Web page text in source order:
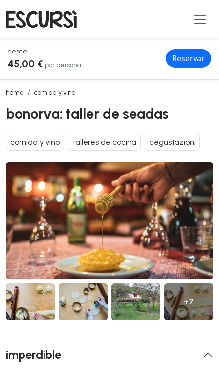
desde:
45,00 € por persona
Reservar
home comida y vino
bonorva: taller de seadas
bonorva: taller de seadas
comida y vino talleres de cocina degustazioni
+7
imperdible